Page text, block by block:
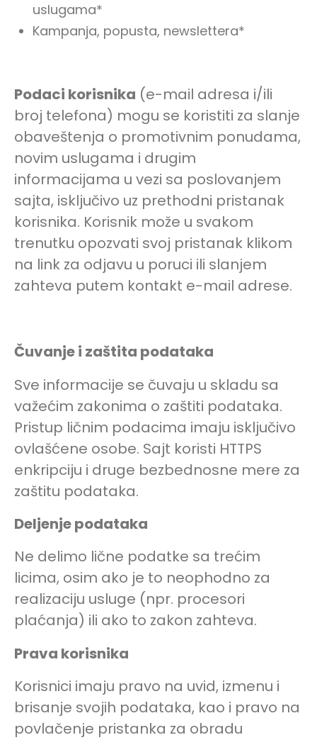
uslugama*
Kampanja, popusta, newslettera*
Podaci korisnika (e-mail adresa i/ili
broj telefona) mogu se koristiti za slanje
obaveštenja o promotivnim ponudama,
novim uslugama i drugim
informacijama u vezi sa poslovanjem
sajta, isključivo uz prethodni pristanak
korisnika. Korisnik može u svakom
trenutku opozvati svoj pristanak klikom
na link za odjavu u poruci ili slanjem
zahteva putem kontakt e-mail adrese.
Čuvanje i zaštita podataka
Sve informacije se čuvaju u skladu sa
važećim zakonima o zaštiti podataka.
Pristup ličnim podacima imaju isključivo
ovlašćene osobe. Sajt koristi HTTPS
enkripciju i druge bezbednosne mere za
zaštitu podataka.
Deljenje podataka
Ne delimo lične podatke sa trećim
licima, osim ako je to neophodno za
realizaciju usluge (npr. procesori
plaćanja) ili ako to zakon zahteva.
Prava korisnika
Korisnici imaju pravo na uvid, izmenu i
brisanje svojih podataka, kao i pravo na
povlačenje pristanka za obradu